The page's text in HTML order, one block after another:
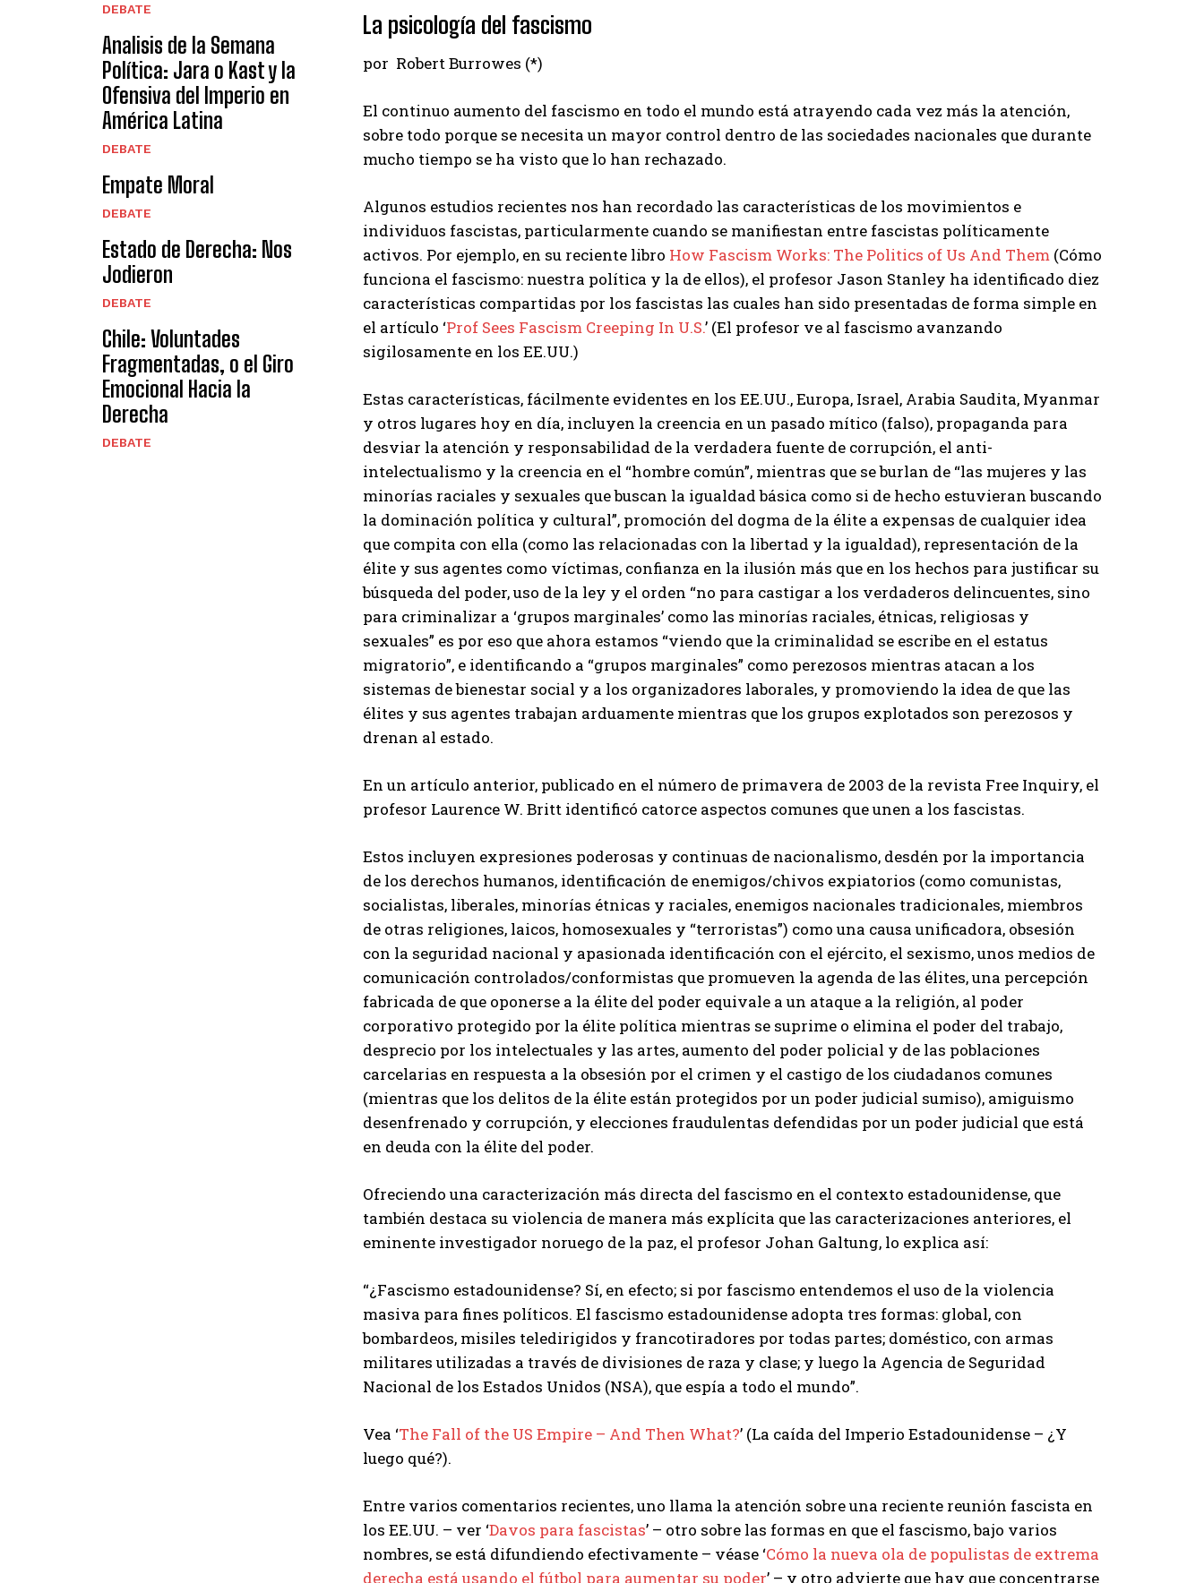
DEBATE
Analisis de la Semana
Política: Jara o Kast y la
Ofensiva del Imperio en
América Latina
DEBATE
Empate Moral
DEBATE
Estado de Derecha: Nos
Jodieron
DEBATE
Chile: Voluntades
Fragmentadas, o el Giro
Emocional Hacia la
Derecha
DEBATE
La psicología del fascismo
por Robert Burrowes (*)
El continuo aumento del fascismo en todo el mundo está atrayendo cada vez más la atención,
sobre todo porque se necesita un mayor control dentro de las sociedades nacionales que durante
mucho tiempo se ha visto que lo han rechazado.
Algunos estudios recientes nos han recordado las características de los movimientos e
individuos fascistas, particularmente cuando se manifiestan entre fascistas políticamente
activos. Por ejemplo, en su reciente libro How Fascism Works: The Politics of Us And Them (Cómo
funciona el fascismo: nuestra política y la de ellos), el profesor Jason Stanley ha identificado diez
características compartidas por los fascistas las cuales han sido presentadas de forma simple en
el artículo ‘Prof Sees Fascism Creeping In U.S.’ (El profesor ve al fascismo avanzando
sigilosamente en los EE.UU.)
Estas características, fácilmente evidentes en los EE.UU., Europa, Israel, Arabia Saudita, Myanmar
y otros lugares hoy en día, incluyen la creencia en un pasado mítico (falso), propaganda para
desviar la atención y responsabilidad de la verdadera fuente de corrupción, el anti-
intelectualismo y la creencia en el “hombre común”, mientras que se burlan de “las mujeres y las
minorías raciales y sexuales que buscan la igualdad básica como si de hecho estuvieran buscando
la dominación política y cultural”, promoción del dogma de la élite a expensas de cualquier idea
que compita con ella (como las relacionadas con la libertad y la igualdad), representación de la
élite y sus agentes como víctimas, confianza en la ilusión más que en los hechos para justificar su
búsqueda del poder, uso de la ley y el orden “no para castigar a los verdaderos delincuentes, sino
para criminalizar a ‘grupos marginales’ como las minorías raciales, étnicas, religiosas y
sexuales” es por eso que ahora estamos “viendo que la criminalidad se escribe en el estatus
migratorio”, e identificando a “grupos marginales” como perezosos mientras atacan a los
sistemas de bienestar social y a los organizadores laborales, y promoviendo la idea de que las
élites y sus agentes trabajan arduamente mientras que los grupos explotados son perezosos y
drenan al estado.
En un artículo anterior, publicado en el número de primavera de 2003 de la revista Free Inquiry, el
profesor Laurence W. Britt identificó catorce aspectos comunes que unen a los fascistas.
Estos incluyen expresiones poderosas y continuas de nacionalismo, desdén por la importancia
de los derechos humanos, identificación de enemigos/chivos expiatorios (como comunistas,
socialistas, liberales, minorías étnicas y raciales, enemigos nacionales tradicionales, miembros
de otras religiones, laicos, homosexuales y “terroristas”) como una causa unificadora, obsesión
con la seguridad nacional y apasionada identificación con el ejército, el sexismo, unos medios de
comunicación controlados/conformistas que promueven la agenda de las élites, una percepción
fabricada de que oponerse a la élite del poder equivale a un ataque a la religión, al poder
corporativo protegido por la élite política mientras se suprime o elimina el poder del trabajo,
desprecio por los intelectuales y las artes, aumento del poder policial y de las poblaciones
carcelarias en respuesta a la obsesión por el crimen y el castigo de los ciudadanos comunes
(mientras que los delitos de la élite están protegidos por un poder judicial sumiso), amiguismo
desenfrenado y corrupción, y elecciones fraudulentas defendidas por un poder judicial que está
en deuda con la élite del poder.
Ofreciendo una caracterización más directa del fascismo en el contexto estadounidense, que
también destaca su violencia de manera más explícita que las caracterizaciones anteriores, el
eminente investigador noruego de la paz, el profesor Johan Galtung, lo explica así:
“¿Fascismo estadounidense? Sí, en efecto; si por fascismo entendemos el uso de la violencia
masiva para fines políticos. El fascismo estadounidense adopta tres formas: global, con
bombardeos, misiles teledirigidos y francotiradores por todas partes; doméstico, con armas
militares utilizadas a través de divisiones de raza y clase; y luego la Agencia de Seguridad
Nacional de los Estados Unidos (NSA), que espía a todo el mundo”.
Vea ‘The Fall of the US Empire – And Then What?’ (La caída del Imperio Estadounidense – ¿Y
luego qué?).
Entre varios comentarios recientes, uno llama la atención sobre una reciente reunión fascista en
los EE.UU. – ver ‘Davos para fascistas’ – otro sobre las formas en que el fascismo, bajo varios
nombres, se está difundiendo efectivamente – véase ‘Cómo la nueva ola de populistas de extrema
derecha está usando el fútbol para aumentar su poder’ – y otro advierte que hay que concentrarse